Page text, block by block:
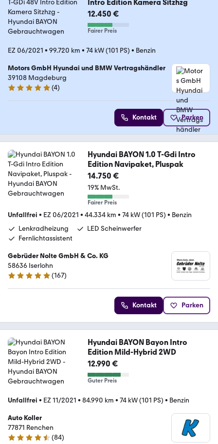
Intro Edition Kamera Sitzhzg
12.450 €
Fairer Preis
EZ 06/2021 • 99.720 km • 74 kW (101 PS) • Benzin
Motors GmbH Hyundai und BMW Vertragshändler
39108 Magdeburg
5 Sterne
(4)
Kontakt Parken
Hyundai BAYON 1.0 T-Gdi Intro
Edition Navipaket, Pluspak
14.750 €
19% MwSt.
Fairer Preis
Unfallfrei • EZ 06/2021 • 44.334 km • 74 kW (101 PS) • Benzin
Lenkradheizung
LED Scheinwerfer
Fernlichtassistent
Gebrüder Nolte GmbH & Co. KG
58636 Iserlohn
4.8 Sterne
(167)
Kontakt Parken
Hyundai BAYON Bayon Intro
Edition Mild-Hybrid 2WD
12.990 €
Guter Preis
Unfallfrei • EZ 11/2021 • 84.990 km • 74 kW (101 PS) • Benzin
Auto Koller
77871 Renchen
4.6 Sterne
(84)